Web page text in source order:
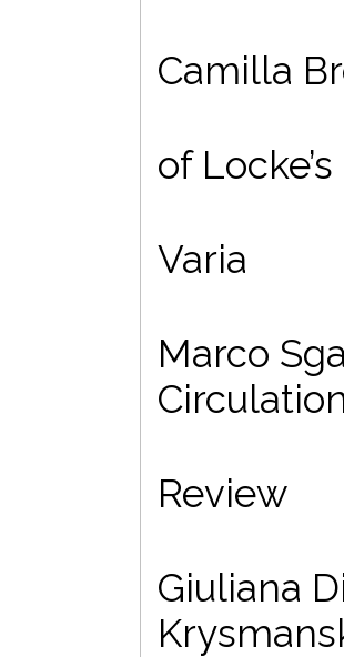
Camilla
of
Varia
Marco
Review
Giuliana